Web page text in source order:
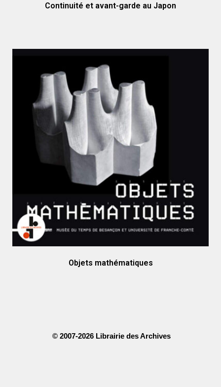
Continuité et avant-garde au Japon
Objets mathématiques
© 2007-2026 Librairie des Archives